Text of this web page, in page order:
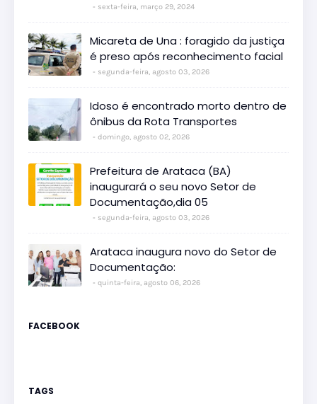
sexta-feira, março 29, 2024
Micareta de Una : foragido da justiça
é preso após reconhecimento facial
segunda-feira, agosto 03, 2026
Idoso é encontrado morto dentro de
ônibus da Rota Transportes
domingo, agosto 02, 2026
Prefeitura de Arataca (BA)
inaugurará o seu novo Setor de
Documentação,dia 05
segunda-feira, agosto 03, 2026
Arataca inaugura novo do Setor de
Documentação:
quinta-feira, agosto 06, 2026
FACEBOOK
TAGS